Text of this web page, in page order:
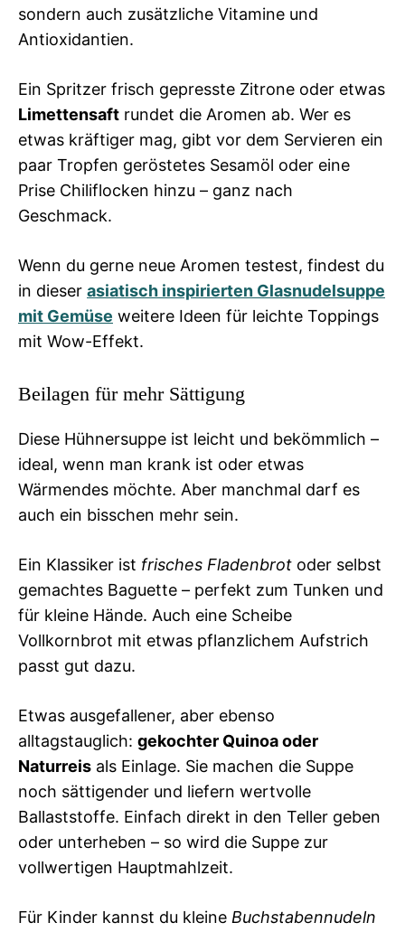
sondern auch zusätzliche Vitamine und
Antioxidantien.
Ein Spritzer frisch gepresste Zitrone oder etwas
Limettensaft rundet die Aromen ab. Wer es
etwas kräftiger mag, gibt vor dem Servieren ein
paar Tropfen geröstetes Sesamöl oder eine
Prise Chiliflocken hinzu – ganz nach
Geschmack.
Wenn du gerne neue Aromen testest, findest du
in dieser asiatisch inspirierten Glasnudelsuppe
mit Gemüse weitere Ideen für leichte Toppings
mit Wow-Effekt.
Beilagen für mehr Sättigung
Diese Hühnersuppe ist leicht und bekömmlich –
ideal, wenn man krank ist oder etwas
Wärmendes möchte. Aber manchmal darf es
auch ein bisschen mehr sein.
Ein Klassiker ist frisches Fladenbrot oder selbst
gemachtes Baguette – perfekt zum Tunken und
für kleine Hände. Auch eine Scheibe
Vollkornbrot mit etwas pflanzlichem Aufstrich
passt gut dazu.
Etwas ausgefallener, aber ebenso
alltagstauglich: gekochter Quinoa oder
Naturreis als Einlage. Sie machen die Suppe
noch sättigender und liefern wertvolle
Ballaststoffe. Einfach direkt in den Teller geben
oder unterheben – so wird die Suppe zur
vollwertigen Hauptmahlzeit.
Für Kinder kannst du kleine Buchstabennudeln